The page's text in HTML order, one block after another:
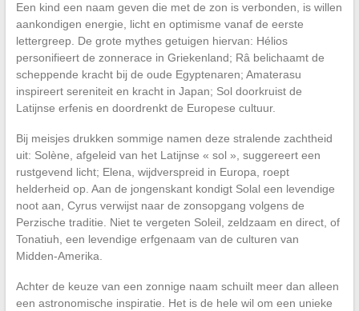
Een kind een naam geven die met de zon is verbonden, is willen
aankondigen energie, licht en optimisme vanaf de eerste
lettergreep. De grote mythes getuigen hiervan: Hélios
personifieert de zonnerace in Griekenland; Râ belichaamt de
scheppende kracht bij de oude Egyptenaren; Amaterasu
inspireert sereniteit en kracht in Japan; Sol doorkruist de
Latijnse erfenis en doordrenkt de Europese cultuur.
Bij meisjes drukken sommige namen deze stralende zachtheid
uit: Solène, afgeleid van het Latijnse « sol », suggereert een
rustgevend licht; Elena, wijdverspreid in Europa, roept
helderheid op. Aan de jongenskant kondigt Solal een levendige
noot aan, Cyrus verwijst naar de zonsopgang volgens de
Perzische traditie. Niet te vergeten Soleil, zeldzaam en direct, of
Tonatiuh, een levendige erfgenaam van de culturen van
Midden-Amerika.
Achter de keuze van een zonnige naam schuilt meer dan alleen
een astronomische inspiratie. Het is de hele wil om een unieke